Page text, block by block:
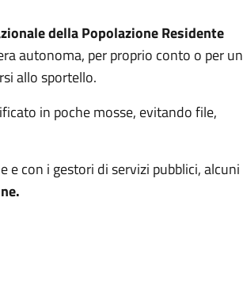
della Popolazione Residente
autonoma, per proprio conto o per un
allo sportello.
in poche mosse, evitando file,
e con i gestori di servizi pubblici, alcuni